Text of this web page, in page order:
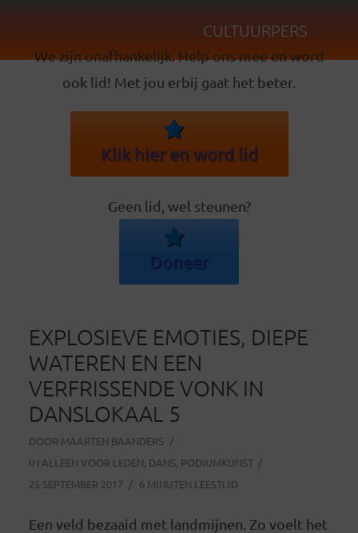
CULTUURPERS
We zijn onafhankelijk. Help ons mee en word
ook lid! Met jou erbij gaat het beter.
Klik hier en word lid
Geen lid, wel steunen?
Doneer
EXPLOSIEVE EMOTIES, DIEPE
WATEREN EN EEN
VERFRISSENDE VONK IN
DANSLOKAAL 5
DOOR MAARTEN BAANDERS
IN ALLEEN VOOR LEDEN, DANS, PODIUMKUNST
25 SEPTEMBER 2017
6 MINUTEN LEESTIJD
Een veld bezaaid met landmijnen. Zo voelt het